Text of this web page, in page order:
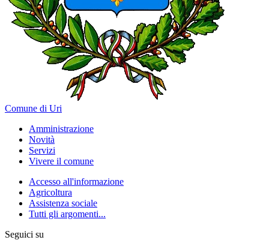
Comune di Uri
Amministrazione
Novità
Servizi
Vivere il comune
Accesso all'informazione
Agricoltura
Assistenza sociale
Tutti gli argomenti...
Seguici su